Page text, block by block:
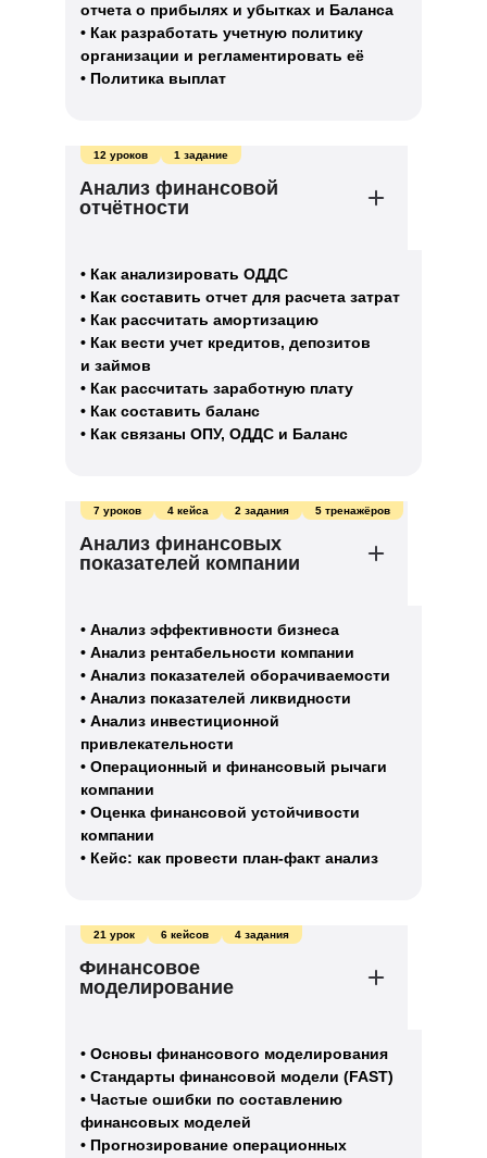
отчета о прибылях и убытках и Баланса
• Как разработать учетную политику
организации и регламентировать её
• Политика выплат
Анализ финансовой
отчётности
12 уроков 1 задание
• Как анализировать ОДДС
• Как составить отчет для расчета затрат
• Как рассчитать амортизацию
• Как вести учет кредитов, депозитов
и займов
• Как рассчитать заработную плату
• Как составить баланс
• Как связаны ОПУ, ОДДС и Баланс
Анализ финансовых
показателей компании
7 уроков 4 кейса 2 задания 5 тренажёров
• Анализ эффективности бизнеса
• Анализ рентабельности компании
• Анализ показателей оборачиваемости
• Анализ показателей ликвидности
• Анализ инвестиционной
привлекательности
• Операционный и финансовый рычаги
компании
• Оценка финансовой устойчивости
компании
• Кейс: как провести план-факт анализ
Финансовое
моделирование
21 урок 6 кейсов 4 задания
• Основы финансового моделирования
• Стандарты финансовой модели (FAST)
• Частые ошибки по составлению
финансовых моделей
• Прогнозирование операционных